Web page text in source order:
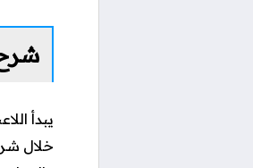
شرح
يبدأ
خلال